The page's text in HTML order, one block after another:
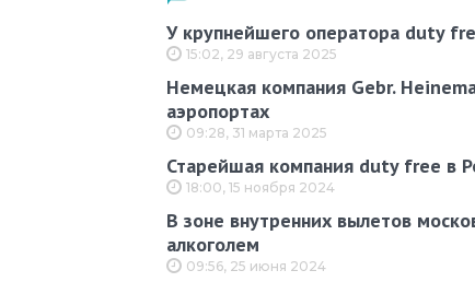
У крупнейшего оператора duty
15:02, 29 августа 2025
Немецкая компания Gebr.
аэропортах
09:28, 31 марта 2025
Старейшая компания duty free в
18:00, 15 ноября 2024
В зоне внутренних вылетов
алкоголем
09:56, 25 июня 2024